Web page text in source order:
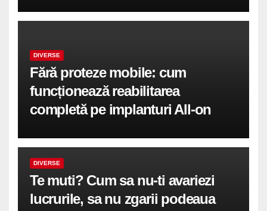
DIVERSE
Fără proteze mobile: cum
funcționează reabilitarea
completă pe implanturi All-on
DIVERSE
Te muti? Cum sa nu-ti avariezi
lucrurile, sa nu zgarii podeaua